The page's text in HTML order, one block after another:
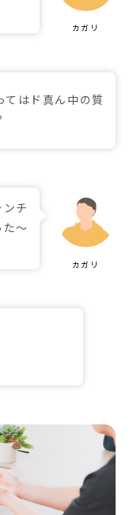
てはド真ん中の質
チ
～